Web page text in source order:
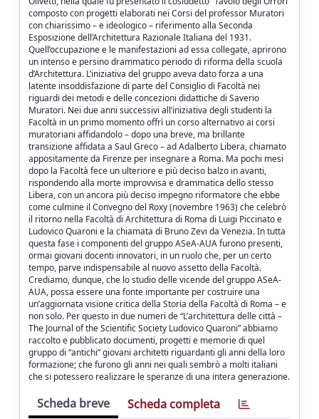
composto con progetti elaborati nei Corsi del professor Muratori
con chiarissimo – e ideologico – riferimento alla Seconda
Esposizione dell’Architettura Razionale Italiana del 1931.
Quell’occupazione e le manifestazioni ad essa collegate, aprirono
un intenso e persino drammatico periodo di riforma della scuola
d’Architettura. L’iniziativa del gruppo aveva dato forza a una
latente insoddisfazione di parte del Consiglio di Facoltà nei
riguardi dei metodi e delle concezioni didattiche di Saverio
Muratori. Nei due anni successivi all’iniziativa degli studenti la
Facoltà in un primo momento offrì un corso alternativo ai corsi
muratoriani affidandolo – dopo una breve, ma brillante
transizione affidata a Saul Greco – ad Adalberto Libera, chiamato
appositamente da Firenze per insegnare a Roma. Ma pochi mesi
dopo la Facoltà fece un ulteriore e più deciso balzo in avanti,
rispondendo alla morte improvvisa e drammatica dello stesso
Libera, con un ancora più deciso impegno riformatore che ebbe
come culmine il Convegno del Roxy (novembre 1963) che celebrò
il ritorno nella Facoltà di Architettura di Roma di Luigi Piccinato e
Ludovico Quaroni e la chiamata di Bruno Zevi da Venezia. In tutta
questa fase i componenti del gruppo ASeA-AUA furono presenti,
ormai giovani docenti innovatori, in un ruolo che, per un certo
tempo, parve indispensabile al nuovo assetto della Facoltà.
Crediamo, dunque, che lo studio delle vicende del gruppo ASeA-
AUA, possa essere una fonte importante per costruire una
un’aggiornata visione critica della Storia della Facoltà di Roma – e
non solo. Per questo in due numeri de “L’architettura delle città –
The Journal of the Scientific Society Ludovico Quaroni” abbiamo
raccolto e pubblicato documenti, progetti e memorie di quel
gruppo di “antichi” giovani architetti riguardanti gli anni della loro
formazione; che furono gli anni nei quali sembrò a molti italiani
che si potessero realizzare le speranze di una intera generazione.
Scheda breve Scheda completa